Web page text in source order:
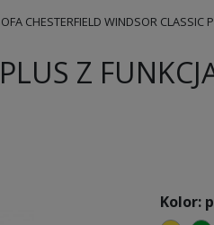
CHESTERFIELD WINDSOR CLASSIC
Z
Kolor: